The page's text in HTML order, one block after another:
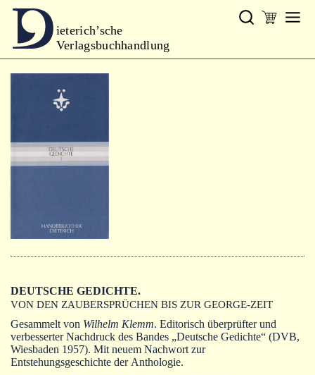
ieterich’sche
Verlagsbuchhandlung
Bibliophilia
Autoren
Warenkorb
DEUTSCHE GEDICHTE.
VON DEN ZAUBERSPRÜCHEN BIS ZUR GEORGE-ZEIT
Gesammelt von Wilhelm Klemm. Editorisch überprüfter und
verbesserter Nachdruck des Bandes „Deutsche Gedichte“ (DVB,
Wiesbaden 1957). Mit neuem Nachwort zur
Entstehungsgeschichte der Anthologie.